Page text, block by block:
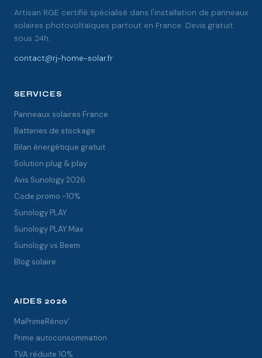
Artisan RGE certifié spécialisé dans l'installation de panneaux
solaires photovoltaïques partout en France. Devis gratuit
sous 24h.
contact@rj-home-solar.fr
SERVICES
Panneaux solaires France
Batteries de stockage
Bilan énergétique gratuit
Solution plug & play
Avis Sunology 2026
Code promo -10%
Sunology PLAY
Sunology PLAY Max
Sunology vs Beem
Blog solaire
AIDES 2026
MaPrimeRénov'
Prime autoconsommation
TVA réduite 10%